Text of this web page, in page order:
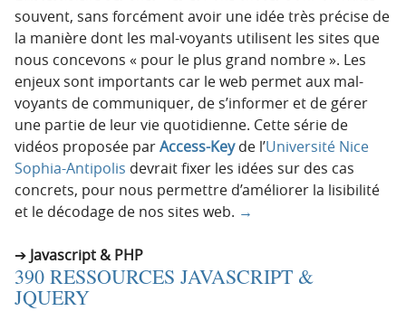
souvent, sans forcément avoir une idée très précise de
la manière dont les mal-voyants utilisent les sites que
nous concevons « pour le plus grand nombre ». Les
enjeux sont importants car le web permet aux mal-
voyants de communiquer, de s’informer et de gérer
une partie de leur vie quotidienne. Cette série de
vidéos proposée parAccess-Keyde l’Université Nice
Sophia-Antipolis devrait fixer les idées sur des cas
concrets, pour nous permettre d’améliorer la lisibilité
et le décodage de nos sites web. →
Javascript & PHP
390 RESSOURCES JAVASCRIPT &
JQUERY